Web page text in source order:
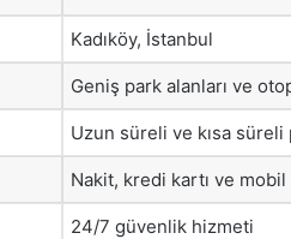
Kadıköy, İstanbul
Geniş park alanları ve
Uzun süreli ve kısa süreli
Nakit, kredi kartı ve
24/7 güvenlik hizmeti